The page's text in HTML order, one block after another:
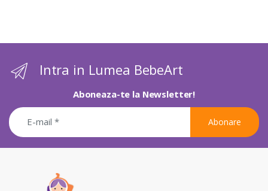
Intra in Lumea BebeArt
Aboneaza-te la Newsletter!
Abonare